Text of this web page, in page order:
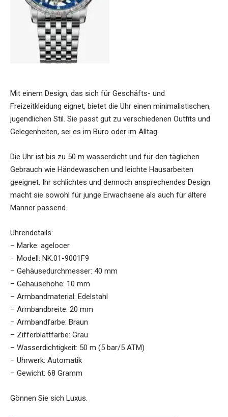
Mit einem Design, das sich für Geschäfts- und
Freizeitkleidung eignet, bietet die Uhr einen minimalistischen,
jugendlichen Stil. Sie passt gut zu verschiedenen Outfits und
Gelegenheiten, sei es im Büro oder im Alltag.
Die Uhr ist bis zu 50 m wasserdicht und für den täglichen
Gebrauch wie Händewaschen und leichte Hausarbeiten
geeignet. Ihr schlichtes und dennoch ansprechendes Design
macht sie sowohl für junge Erwachsene als auch für ältere
Männer passend.
Uhrendetails:
– Marke: agelocer
– Modell: NK.01-9001F9
– Gehäusedurchmesser: 40 mm
– Gehäusehöhe: 10 mm
– Armbandmaterial: Edelstahl
– Armbandbreite: 20 mm
– Armbandfarbe: Braun
– Zifferblattfarbe: Grau
– Wasserdichtigkeit: 50 m (5 bar/5 ATM)
– Uhrwerk: Automatik
– Gewicht: 68 Gramm
Gönnen Sie sich Luxus.